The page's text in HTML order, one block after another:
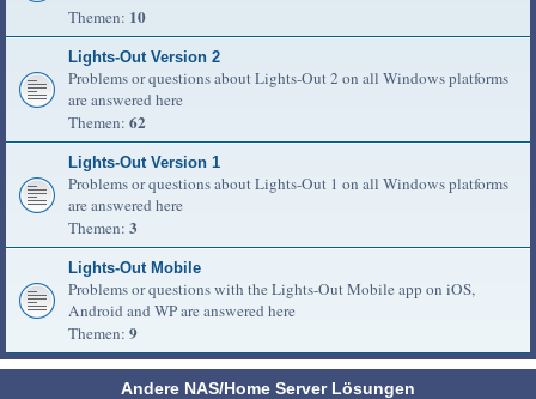
Themen: 10
Lights-Out Version 2
Problems or questions about Lights-Out 2 on all Windows platforms
are answered here
Themen: 62
Lights-Out Version 1
Problems or questions about Lights-Out 1 on all Windows platforms
are answered here
Themen: 3
Lights-Out Mobile
Problems or questions with the Lights-Out Mobile app on iOS,
Android and WP are answered here
Themen: 9
Andere NAS/Home Server Lösungen